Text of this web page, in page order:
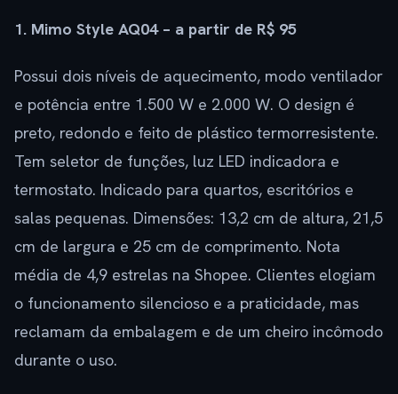
1. Mimo Style AQ04 – a partir de R$ 95
Possui dois níveis de aquecimento, modo ventilador
e potência entre 1.500 W e 2.000 W. O design é
preto, redondo e feito de plástico termorresistente.
Tem seletor de funções, luz LED indicadora e
termostato. Indicado para quartos, escritórios e
salas pequenas. Dimensões: 13,2 cm de altura, 21,5
cm de largura e 25 cm de comprimento. Nota
média de 4,9 estrelas na Shopee. Clientes elogiam
o funcionamento silencioso e a praticidade, mas
reclamam da embalagem e de um cheiro incômodo
durante o uso.